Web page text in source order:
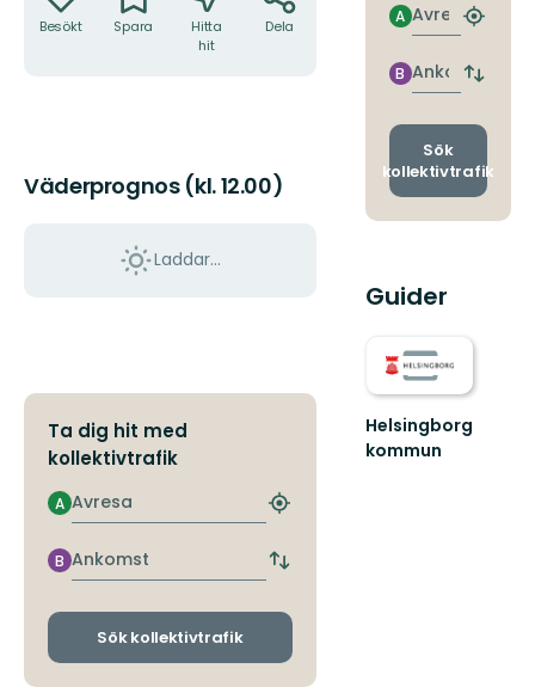
Besökt Spara
Hitta
hit
Dela
Väderprognos (kl. 12.00)
Laddar...
Ta dig hit med
kollektivtrafik
Avresa
A
Hitta
hållplats
Ankomst
B
Byt
och
Sök kollektivtrafik
Avresa
A
Hitta
Ankomst
B
Byt
och
Sök
kollektivtrafik
Guider
Helsingborg
kommun